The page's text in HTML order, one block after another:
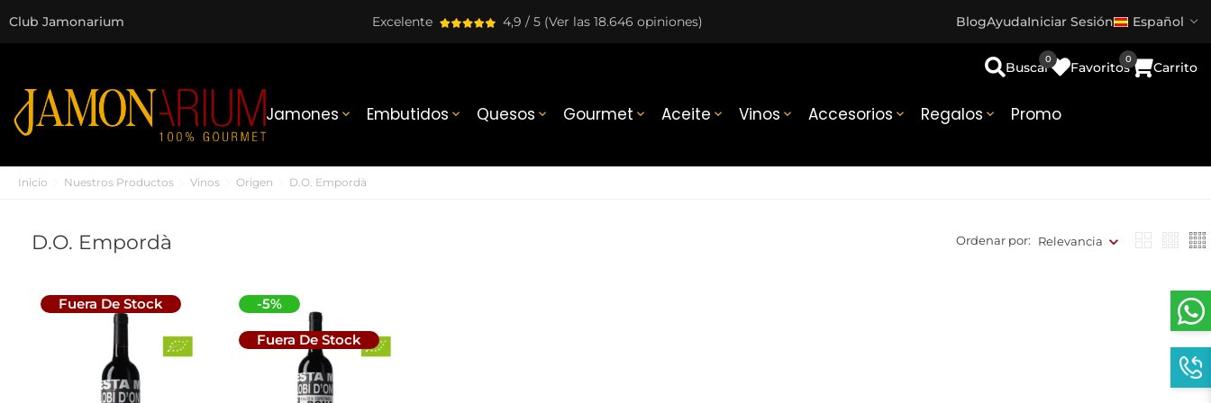
Club Jamonarium Excelente 4,9 / 5 (Ver las 18.646 opiniones) BlogAyudaIniciar Sesión Español
Jamones  Embutidos  Quesos  Gourmet  Aceite  Vinos  Accesorios  Regalos  Promo
Buscar Favoritos
0
Carrito
0
Inicio Nuestros Productos Vinos Origen D.O. Empordà
D.O. Empordà Ordenar por: Relevancia
Fuera De Stock -5%
Fuera De Stock